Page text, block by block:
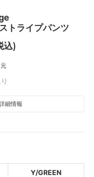
トライプパンツ
込)
細情報
Y/GREEN